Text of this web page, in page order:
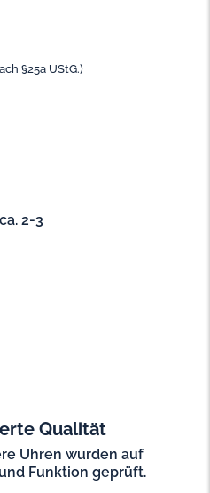
§25a UStG.)
2-3
Qualität
Uhren wurden auf
Funktion geprüft.